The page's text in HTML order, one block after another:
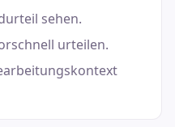
sehen.
urteilen.